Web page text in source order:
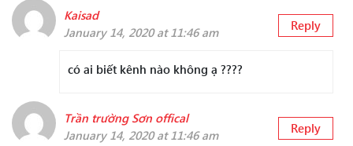
Kaisad
January 14, 2020 at 11:46 am
Reply
có ai biết kênh nào không ạ ????
Trần trường Sơn offical
January 14, 2020 at 11:46 am
Reply